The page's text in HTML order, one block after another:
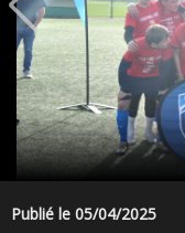
Publié le 05/04/2025